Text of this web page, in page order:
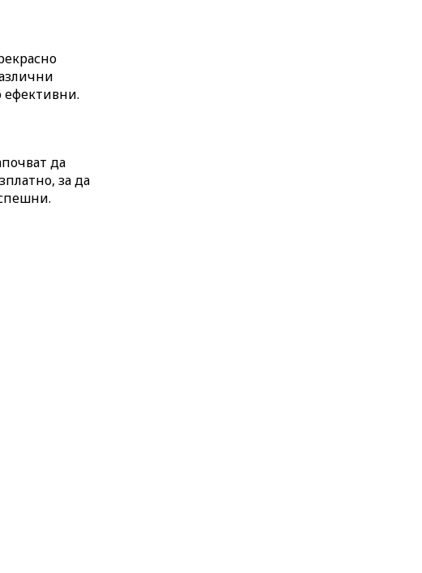
ефективни.
да
за да